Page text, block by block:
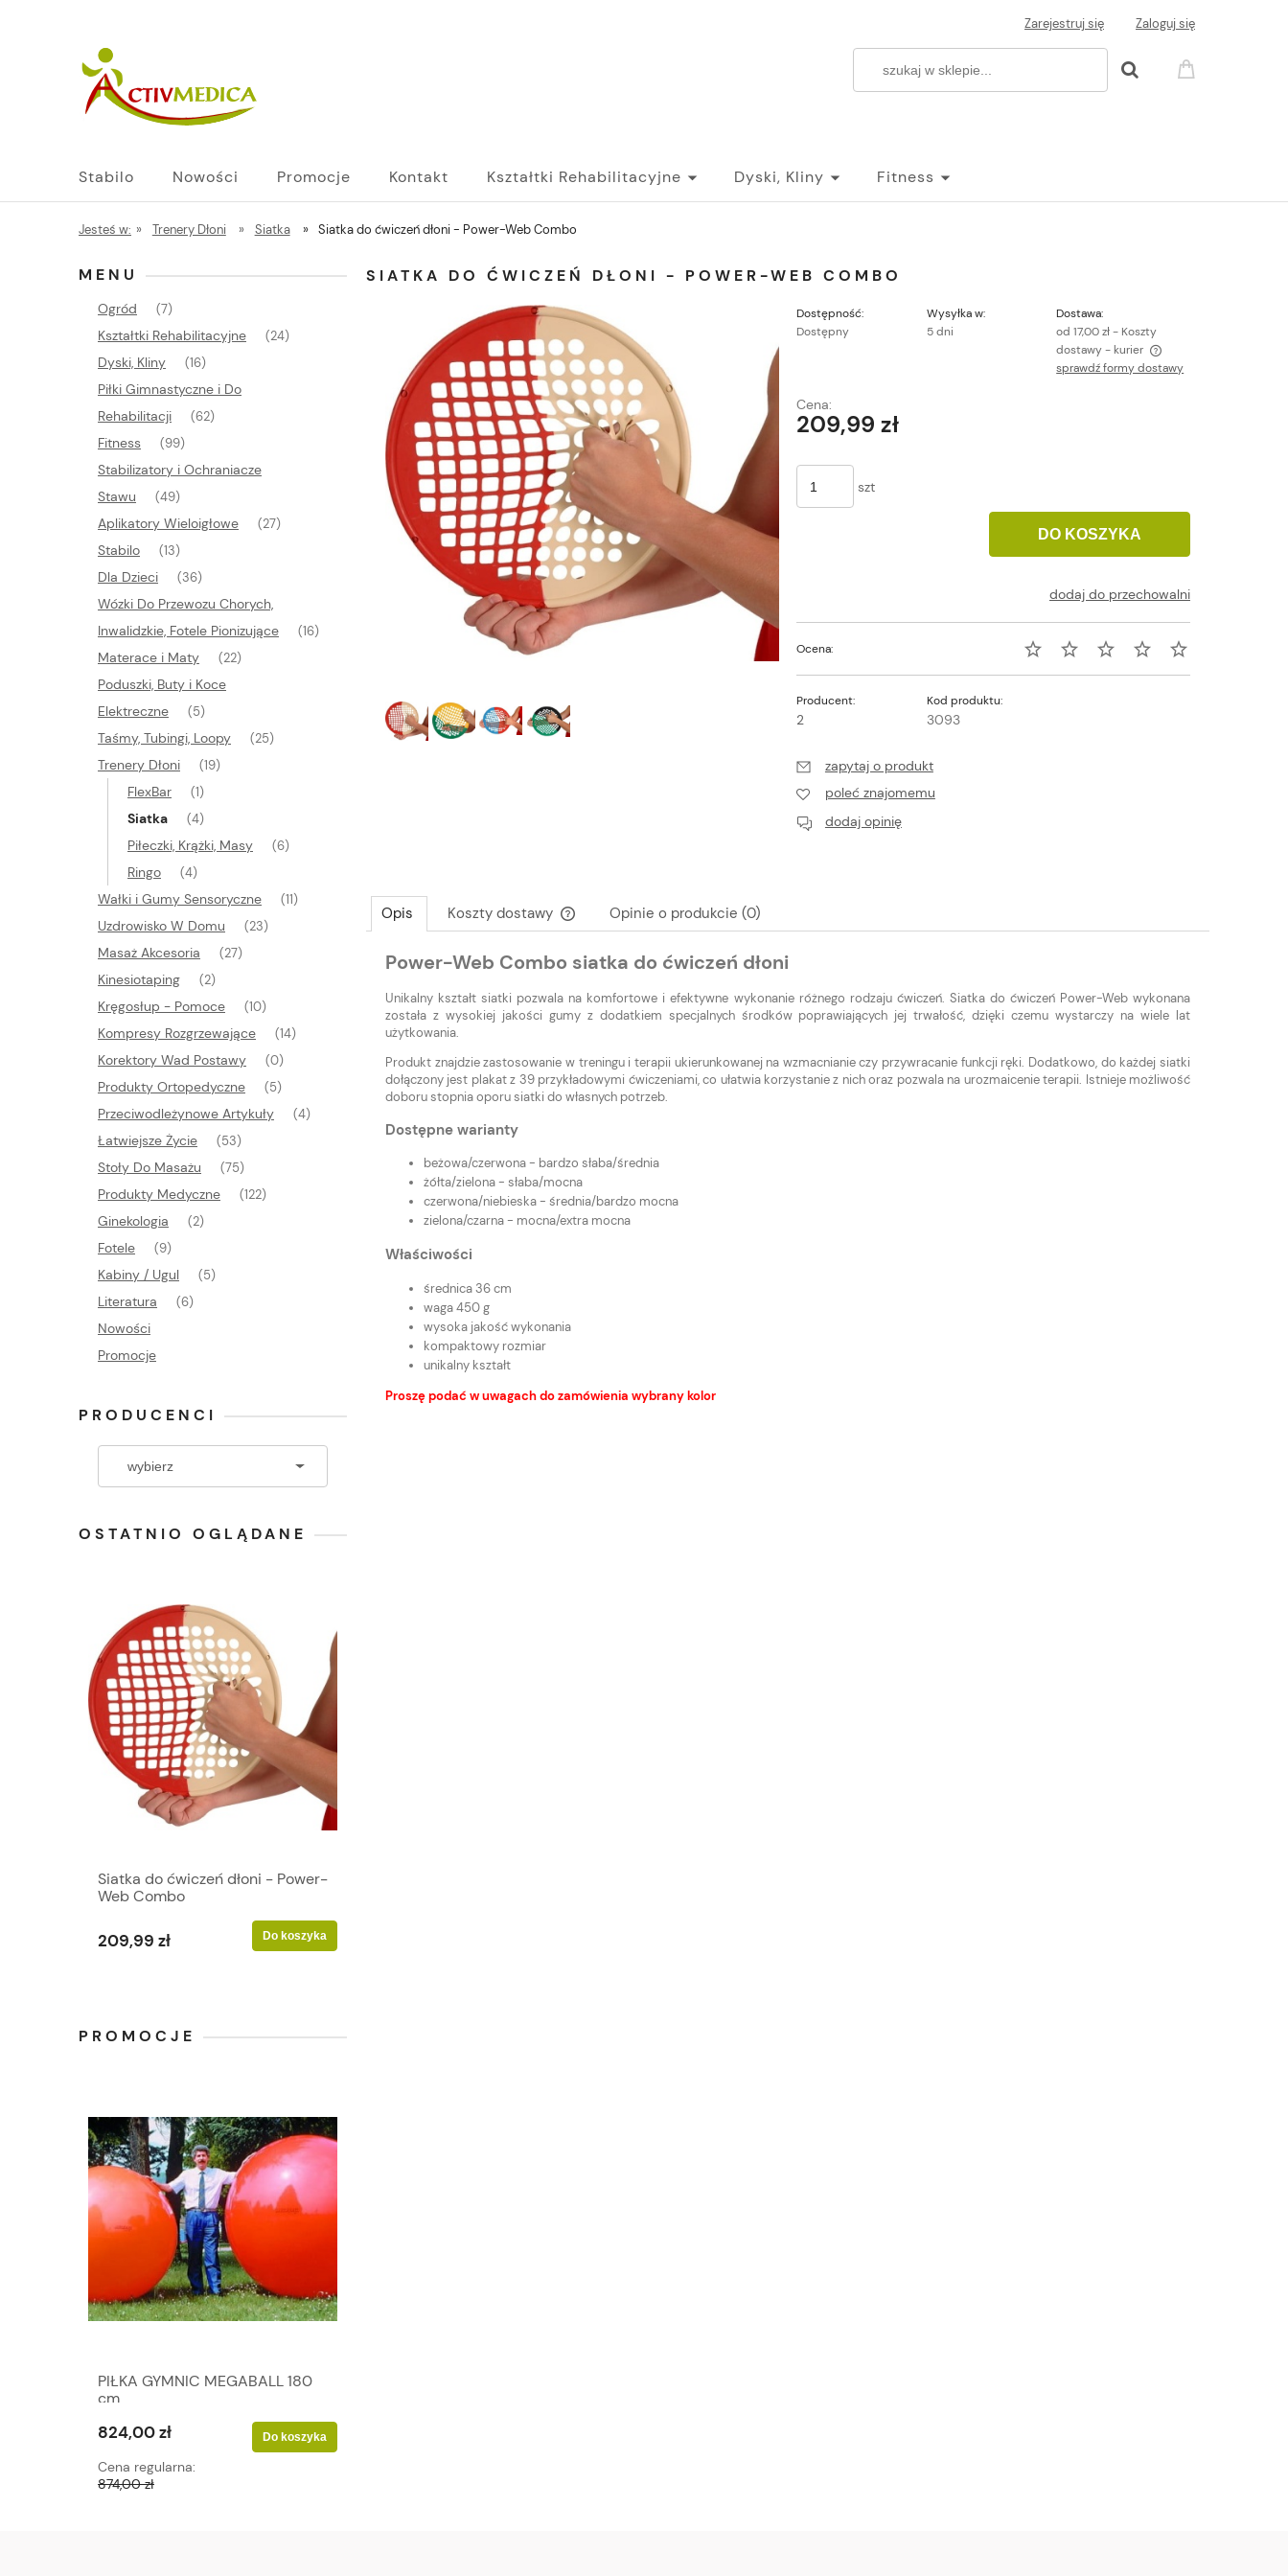
Zarejestruj się Zaloguj się
Stabilo Nowości Promocje Kontakt Kształtki Rehabilitacyjne Dyski, Kliny Fitness
Jesteś w: » Trenery Dłoni » Siatka » Siatka do ćwiczeń dłoni - Power-Web Combo
MENU
Ogród (7)
Kształtki Rehabilitacyjne (24)
Dyski, Kliny (16)
Piłki Gimnastyczne i Do
Rehabilitacji
(62)
Fitness (99)
Stabilizatory i Ochraniacze
Stawu
(49)
Aplikatory Wieloigłowe (27)
Stabilo (13)
Dla Dzieci (36)
Wózki Do Przewozu Chorych,
Inwalidzkie, Fotele Pionizujące
(16)
Materace i Maty (22)
Poduszki, Buty i Koce
Elektreczne
(5)
Taśmy, Tubingi, Loopy (25)
Trenery Dłoni (19)
FlexBar (1)
Siatka (4)
Piłeczki, Krążki, Masy (6)
Ringo (4)
Wałki i Gumy Sensoryczne (11)
Uzdrowisko W Domu (23)
Masaż Akcesoria (27)
Kinesiotaping (2)
Kręgosłup - Pomoce (10)
Kompresy Rozgrzewające (14)
Korektory Wad Postawy (0)
Produkty Ortopedyczne (5)
Przeciwodleżynowe Artykuły (4)
Łatwiejsze Życie (53)
Stoły Do Masażu (75)
Produkty Medyczne (122)
Ginekologia (2)
Fotele (9)
Kabiny / Ugul (5)
Literatura (6)
Nowości
Promocje
PRODUCENCI
OSTATNIO OGLĄDANE
Siatka do ćwiczeń dłoni - Power-
Web Combo
209,99 zł Do koszyka
PROMOCJE
PIŁKA GYMNIC MEGABALL 180
cm
824,00 zł
Cena regularna:
874,00 zł
Do koszyka
SIATKA DO ĆWICZEŃ DŁONI - POWER-WEB COMBO
Dostępność:
Dostępny
Wysyłka w:
5 dni
Dostawa:
od 17,00 zł - Koszty
dostawy - kurier
sprawdź formy dostawy
Cena:
209,99 zł
szt
DO KOSZYKA
dodaj do przechowalni
Ocena:
Producent:
2
Kod produktu:
3093
zapytaj o produkt
poleć znajomemu
dodaj opinię
Opis Koszty dostawy
Cena nie zawiera ewentualnych kosztów
Opinie o produkcie (0)
Power-Web Combo siatka do ćwiczeń dłoni
Unikalny kształt siatki pozwala na komfortowe i efektywne wykonanie różnego rodzaju ćwiczeń. Siatka do ćwiczeń Power-Web wykonana
została z wysokiej jakości gumy z dodatkiem specjalnych środków poprawiających jej trwałość, dzięki czemu wystarczy na wiele lat
użytkowania.
Produkt znajdzie zastosowanie w treningu i terapii ukierunkowanej na wzmacnianie czy przywracanie funkcji ręki. Dodatkowo, do każdej siatki
dołączony jest plakat z 39 przykładowymi ćwiczeniami, co ułatwia korzystanie z nich oraz pozwala na urozmaicenie terapii. Istnieje możliwość
doboru stopnia oporu siatki do własnych potrzeb.
Dostępne warianty
beżowa/czerwona - bardzo słaba/średnia
żółta/zielona - słaba/mocna
czerwona/niebieska - średnia/bardzo mocna
zielona/czarna - mocna/extra mocna
Właściwości
średnica 36 cm
waga 450 g
wysoka jakość wykonania
kompaktowy rozmiar
unikalny kształt
Proszę podać w uwagach do zamówienia wybrany kolor